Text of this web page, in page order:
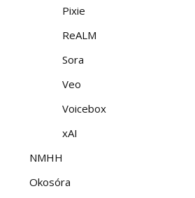
Pixie
ReALM
Sora
Veo
Voicebox
xAI
NMHH
Okosóra